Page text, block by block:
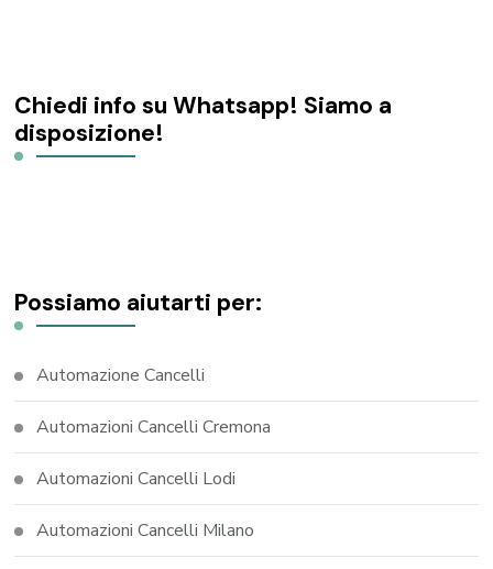
Chiedi info su Whatsapp! Siamo a
disposizione!
Possiamo aiutarti per:
Automazione Cancelli
Automazioni Cancelli Cremona
Automazioni Cancelli Lodi
Automazioni Cancelli Milano